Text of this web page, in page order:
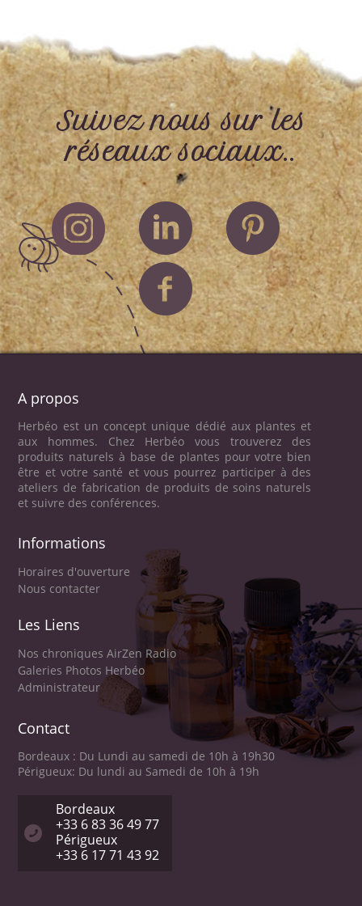
Suivez nous sur les
réseaux sociaux..
A propos
Herbéo est un concept unique dédié aux plantes et
aux hommes. Chez Herbéo vous trouverez des
produits naturels à base de plantes pour votre bien
être et votre santé et vous pourrez participer à des
ateliers de fabrication de produits de soins naturels
et suivre des conférences.
Informations
Horaires d'ouverture
Nous contacter
Les Liens
Nos chroniques AirZen Radio
Galeries Photos Herbéo
Administrateur
Contact
Bordeaux : Du Lundi au samedi de 10h à 19h30
Périgueux: Du lundi au Samedi de 10h à 19h
Bordeaux
+33 6 83 36 49 77
Périgueux
+33 6 17 71 43 92